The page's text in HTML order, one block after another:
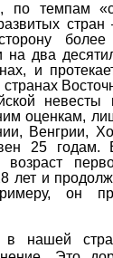
темпам
более
на два
и
странах
оценкам,
Венгрии,
25 годам.
возраст
лет и
он
нашей